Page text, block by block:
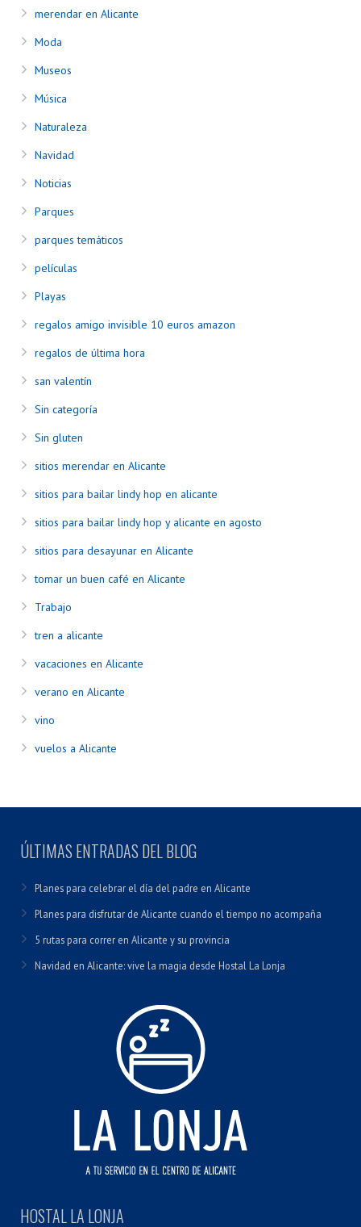
merendar en Alicante
Moda
Museos
Música
Naturaleza
Navidad
Noticias
Parques
parques temáticos
películas
Playas
regalos amigo invisible 10 euros amazon
regalos de última hora
san valentín
Sin categoría
Sin gluten
sitios merendar en Alicante
sitios para bailar lindy hop en alicante
sitios para bailar lindy hop y alicante en agosto
sitios para desayunar en Alicante
tomar un buen café en Alicante
Trabajo
tren a alicante
vacaciones en Alicante
verano en Alicante
vino
vuelos a Alicante
ÚLTIMAS ENTRADAS DEL BLOG
Planes para celebrar el día del padre en Alicante
Planes para disfrutar de Alicante cuando el tiempo no acompaña
5 rutas para correr en Alicante y su provincia
Navidad en Alicante: vive la magia desde Hostal La Lonja
HOSTAL LA LONJA